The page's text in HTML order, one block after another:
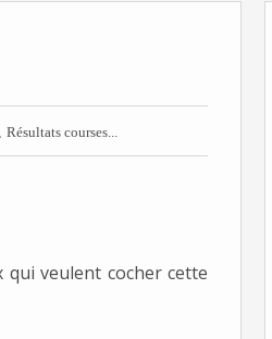
Résultats courses...
veulent cocher cette